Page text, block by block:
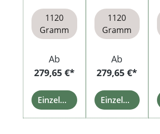
1120
Gramm
Ab
279,65 €*
Einzelheiten
1120
Gramm
Ab
279,65 €*
Einzelheiten